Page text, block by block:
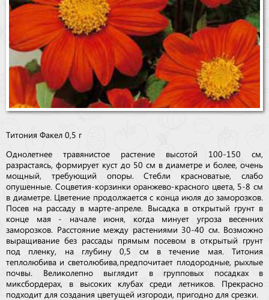
Титония Факел 0,5 г
Однолетнее травянистое растение высотой 100-150 см,
разрастаясь, формирует куст до 50 см в диаметре и более, очень
мощный, требующий опоры. Стебли красноватые, слабо
опушенные. Соцветия-корзинки оранжево-красного цвета, 5-8 см
в диаметре. Цветение продолжается с конца июля до заморозков.
Посев на рассаду в марте-апреле. Высадка в открытый грунт в
конце мая - начале июня, когда минует угроза весенних
заморозков. Расстояние между растениями 30-40 см. Возможно
выращивание без рассады прямым посевом в открытый грунт
под пленку, на глубину 0,5 см в течение мая. Титония
теплолюбива и светолюбива, предпочитает плодородные, рыхлые
почвы. Великолепно выглядит в групповых посадках в
миксбордерах, в высоких клубах среди летников. Прекрасно
подходит для создания цветущей изгороди, пригодно для срезки.